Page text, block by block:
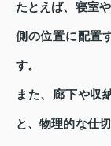
たとえば、寝室
側の位置に配置
す。
また、廊下や収
と、物理的な仕